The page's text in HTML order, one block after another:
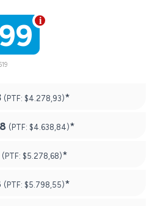
(PTF: $4.278,93)*
(PTF: $4.638,84)*
(PTF: $5.278,68)*
(PTF: $5.798,55)*